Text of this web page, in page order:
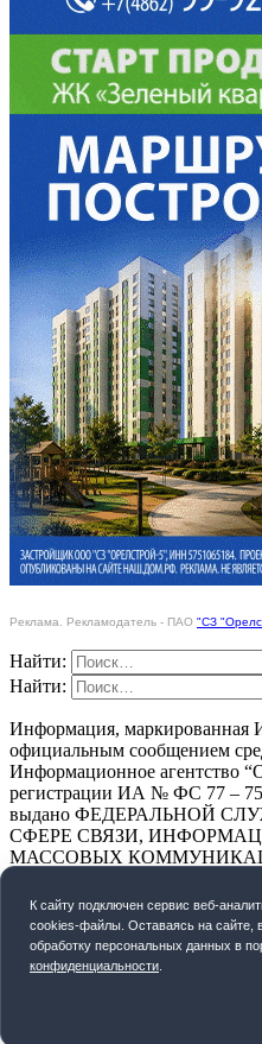
Реклама. Рекламодатель - ПАО "СЗ
Найти:
Найти:
Информация, маркированная
официальным сообщением
Информационное агентство
регистрации ИА № ФС 77 –
выдано ФЕДЕРАЛЬНОЙ
СФЕРЕ СВЯЗИ,
МАССОВЫХ
ПОЛИТИКА
СОГЛАСИЕ НА
К cайту подключен сервис веб-
cookies-файлы. Оставаясь на сайте,
обработку персональных данных в
конфиденциальности